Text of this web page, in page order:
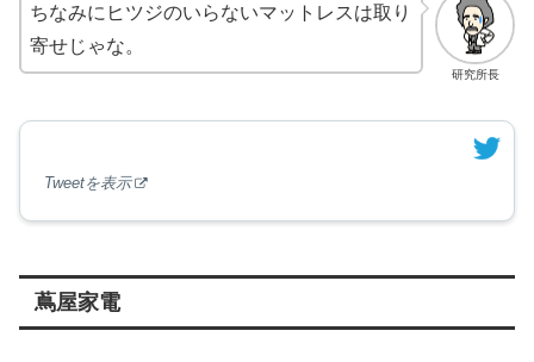
研究所長
ちなみにヒツジのいらないマットレスは取り
寄せじゃな。
Tweetを表示
蔦屋家電